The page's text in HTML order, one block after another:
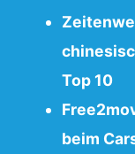
Top 10
beim